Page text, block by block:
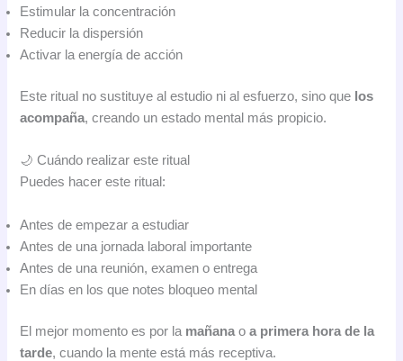
Estimular la concentración
Reducir la dispersión
Activar la energía de acción
Este ritual no sustituye al estudio ni al esfuerzo, sino que los
acompaña, creando un estado mental más propicio.
🌙 Cuándo realizar este ritual
Puedes hacer este ritual:
Antes de empezar a estudiar
Antes de una jornada laboral importante
Antes de una reunión, examen o entrega
En días en los que notes bloqueo mental
El mejor momento es por la mañana oa primera hora de la
tarde, cuando la mente está más receptiva.